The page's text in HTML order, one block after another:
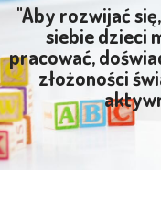
"Aby rozwijać
siebie dzieci
pracować,
złożoności